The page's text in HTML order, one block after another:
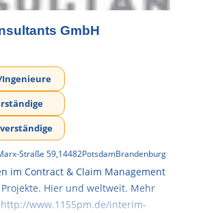
GmbH
Straße 59,14482PotsdamBrandenburg
im Contract & Claim Management
Hier und weltweit. Mehr
www.1155pm.de/interim-